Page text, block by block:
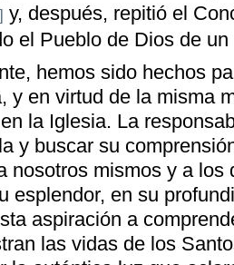
y, después, repitió el
el Pueblo de Dios de
hemos sido hechos
y en virtud de la misma
la Iglesia. La
y buscar su
nosotros mismos y a los
esplendor, en su
aspiración a
las vidas de los